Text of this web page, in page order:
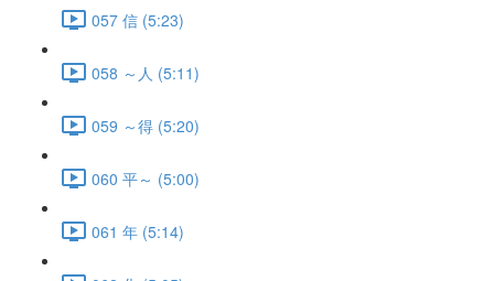
057 信 (5:23)
058 ～人 (5:11)
059 ～得 (5:20)
060 平～ (5:00)
061 年 (5:14)